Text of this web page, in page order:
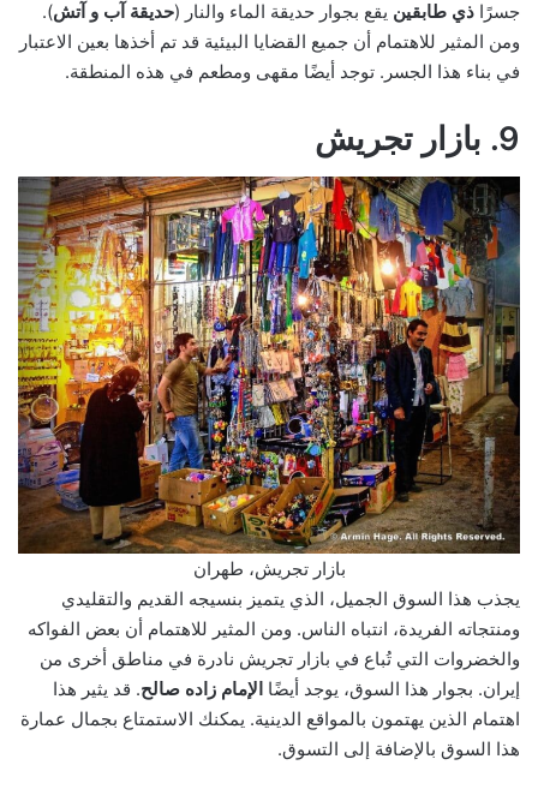
جسرًا ذي طابقين يقع بجوار حديقة الماء والنار (حديقة آب و آتش).
ومن المثير للاهتمام أن جميع القضايا البيئية قد تم أخذها بعين الاعتبار
في بناء هذا الجسر. توجد أيضًا مقهى ومطعم في هذه المنطقة.
9. بازار تجريش
بازار تجريش، طهران
يجذب هذا السوق الجميل، الذي يتميز بنسيجه القديم والتقليدي
ومنتجاته الفريدة، انتباه الناس. ومن المثير للاهتمام أن بعض الفواكه
والخضروات التي تُباع في بازار تجريش نادرة في مناطق أخرى من
إيران. بجوار هذا السوق، يوجد أيضًا الإمام زاده صالح. قد يثير هذا
اهتمام الذين يهتمون بالمواقع الدينية. يمكنك الاستمتاع بجمال عمارة
هذا السوق بالإضافة إلى التسوق.